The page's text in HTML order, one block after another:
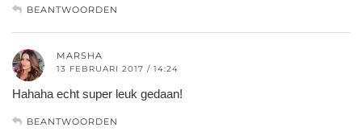
BEANTWOORDEN
MARSHA
13 FEBRUARI 2017 / 14:24
Hahaha echt super leuk gedaan!
BEANTWOORDEN